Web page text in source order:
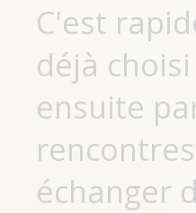
C'est
déjà
ensuite
échanger